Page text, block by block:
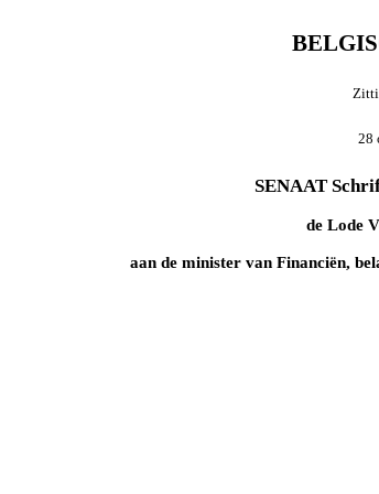
28
SENAAT
de Lode
aan de minister van Financiën,